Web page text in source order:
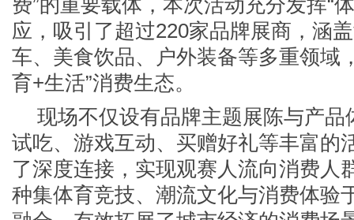
费”的重要载体，本次活动充分发挥“
应，吸引了超过220家品牌展商，涵
车、美食饮品、户外装备等多重领域
育+生活”消费生态。
现场不仅设有品牌主题展陈与产品
试吃、游戏互动、买赠好礼等丰富的
了深度连接，实现观赛人流向消费人
种集体育竞技、潮流文化与消费体验